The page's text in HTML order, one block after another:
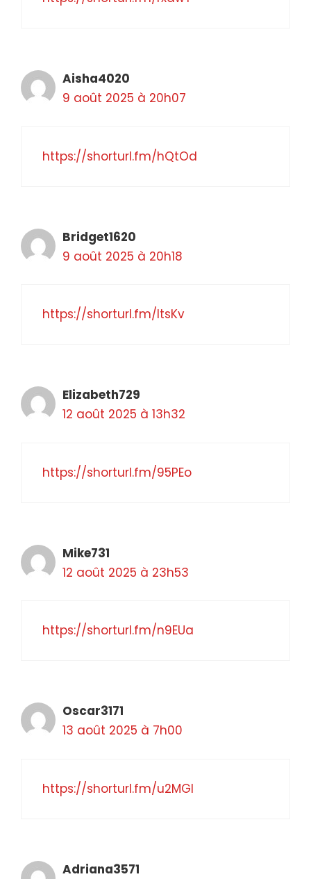
Aisha4020
9 août 2025 à 20h07
https://shorturl.fm/hQtOd
Bridget1620
9 août 2025 à 20h18
https://shorturl.fm/ltsKv
Elizabeth729
12 août 2025 à 13h32
https://shorturl.fm/95PEo
Mike731
12 août 2025 à 23h53
https://shorturl.fm/n9EUa
Oscar3171
13 août 2025 à 7h00
https://shorturl.fm/u2MGI
Adriana3571